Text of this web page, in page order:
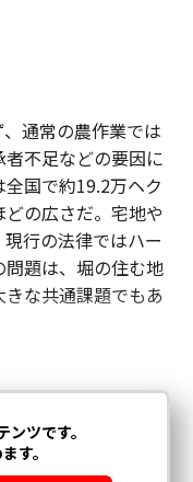
通常の農作業では
不足などの要因に
国で約19.2万ヘク
の広さだ。宅地や
行の法律ではハー
問題は、堀の住む地
な共通課題でもあ